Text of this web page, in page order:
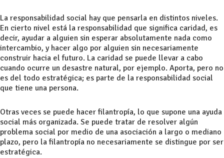
La responsabilidad social hay que pensarla en distintos niveles.
En cierto nivel está la responsabilidad que significa caridad, es
decir, ayudar a alguien sin esperar absolutamente nada como
intercambio, y hacer algo por alguien sin necesariamente
construir hacia el futuro. La caridad se puede llevar a cabo
cuando ocurre un desastre natural, por ejemplo. Aporta, pero no
es del todo estratégica; es parte de la responsabilidad social
que tiene una persona.
Otras veces se puede hacer filantropía, lo que supone una ayuda
social más organizada. Se puede tratar de resolver algún
problema social por medio de una asociación a largo o mediano
plazo, pero la filantropía no necesariamente se distingue por ser
estratégica.